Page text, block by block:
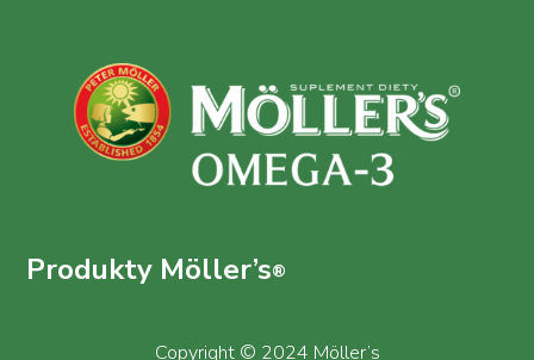
Produkty Möller’s®
Copyright © 2024 Möller’s